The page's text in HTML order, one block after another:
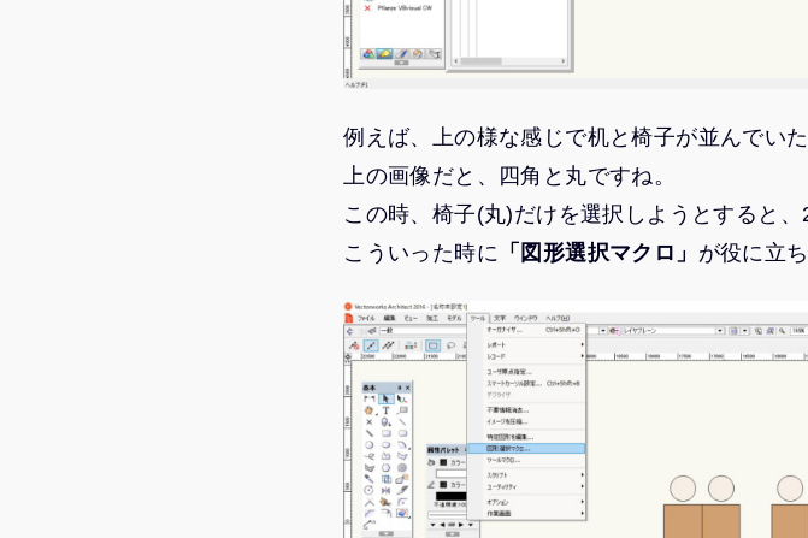
例えば、上の様な感じで机と椅子が並んでいた
上の画像だと、四角と丸ですね。
この時、椅子(丸)だけを選択しようとすると
こういった時に 「図形選択マクロ」 が役に立ち